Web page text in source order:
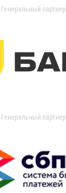
Генеральный партнер
Генеральный партнер